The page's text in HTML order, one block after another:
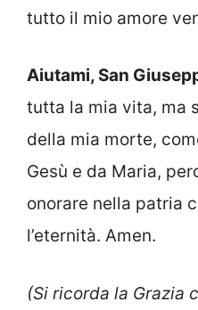
tutto il mio amore
Aiutami, San
tutta la mia vita, ma
della mia morte,
Gesù e da Maria,
onorare nella patria
l’eternità. Amen.
(Si ricorda la Grazia